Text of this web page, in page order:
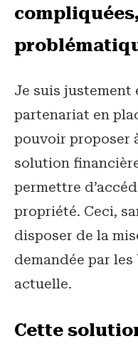
Je suis justement
partenariat en
pouvoir proposer
solution
permettre
propriété. Ceci,
disposer de la
demandée par les
actuelle.
Cette